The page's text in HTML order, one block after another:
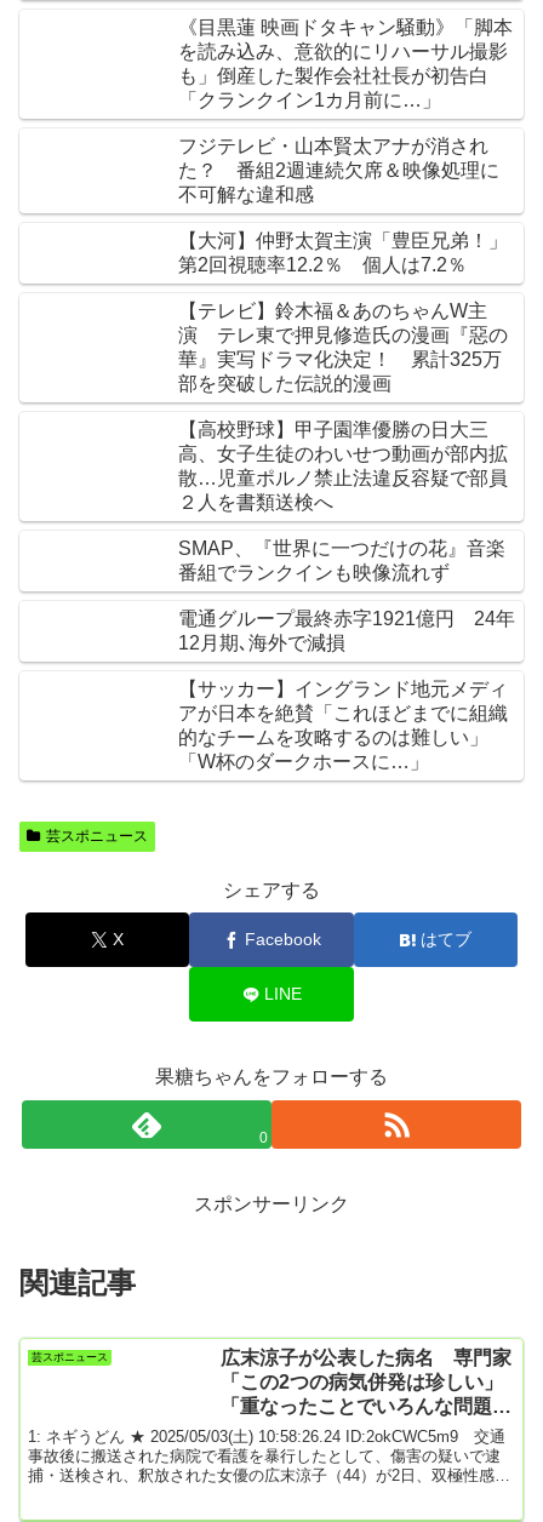
《目黒蓮 映画ドタキャン騒動》「脚本
を読み込み、意欲的にリハーサル撮影
も」倒産した製作会社社長が初告白
「クランクイン1カ月前に…」
フジテレビ・山本賢太アナが消され
た？ 番組2週連続欠席＆映像処理に
不可解な違和感
【大河】仲野太賀主演「豊臣兄弟！」
第2回視聴率12.2％ 個人は7.2％
【テレビ】鈴木福＆あのちゃんW主
演 テレ東で押見修造氏の漫画『惡の
華』実写ドラマ化決定！ 累計325万
部を突破した伝説的漫画
【高校野球】甲子園準優勝の日大三
高、女子生徒のわいせつ動画が部内拡
散…児童ポルノ禁止法違反容疑で部員
２人を書類送検へ
SMAP、『世界に一つだけの花』音楽
番組でランクインも映像流れず
電通グループ最終赤字1921億円 24年
12月期､海外で減損
【サッカー】イングランド地元メディ
アが日本を絶賛「これほどまでに組織
的なチームを攻略するのは難しい」
「W杯のダークホースに…」
芸スポニュース
シェアする
X Facebook はてブ
LINE
果糖ちゃんをフォローする
0
スポンサーリンク
関連記事
芸スポニュース
広末涼子が公表した病名 専門家
「この2つの病気併発は珍しい」
「重なったことでいろんな問題行
動が…」
1: ネギうどん ★ 2025/05/03(土) 10:58:26.24 ID:2okCWC5m9 交通
事故後に搬送された病院で看護を暴行したとして、傷害の疑いで逮
捕・送検され、釈放された女優の広末涼子（44）が2日、双極性感情